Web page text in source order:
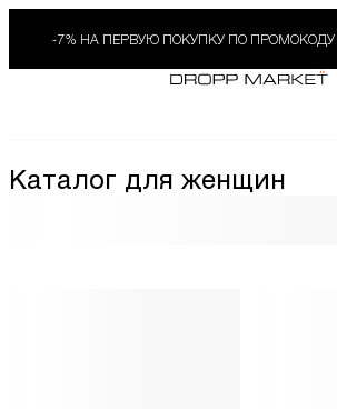
-7% НА ПЕРВУЮ ПОКУПКУ ПО ПРОМОКОДУ
Каталог для женщин